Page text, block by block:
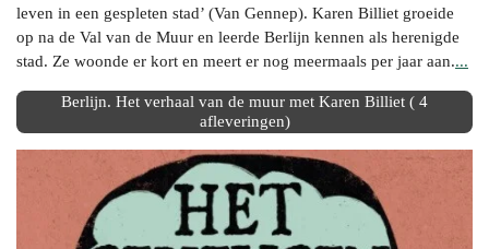
leven in een gespleten stad’ (Van Gennep). Karen Billiet groeide
op na de Val van de Muur en leerde Berlijn kennen als herenigde
stad. Ze woonde er kort en meert er nog meermaals per jaar aan....
Berlijn. Het verhaal van de muur met Karen Billiet ( 4
afleveringen)